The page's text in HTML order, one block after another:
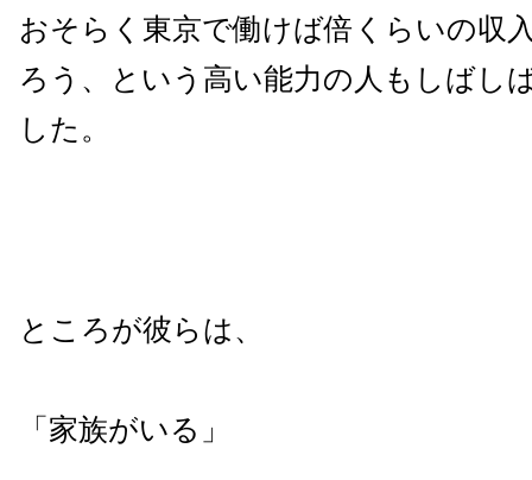
おそらく東京で働けば倍くらいの収
ろう、という高い能力の人もしばし
した。
ところが彼らは、
「家族がいる」